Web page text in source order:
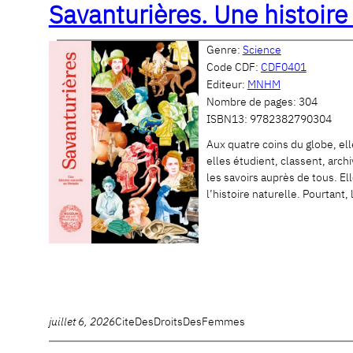
Savanturières. Une
Genre: Science
Code CDF: CDF0401
Editeur: MNHM
Nombre de pages: 304
ISBN13: 9782382790304
Aux quatre coins du globe,
elles étudient, classent,
les savoirs auprès de tous.
l’histoire naturelle.
juillet 6, 2026CiteDesDroitsDesFemmes